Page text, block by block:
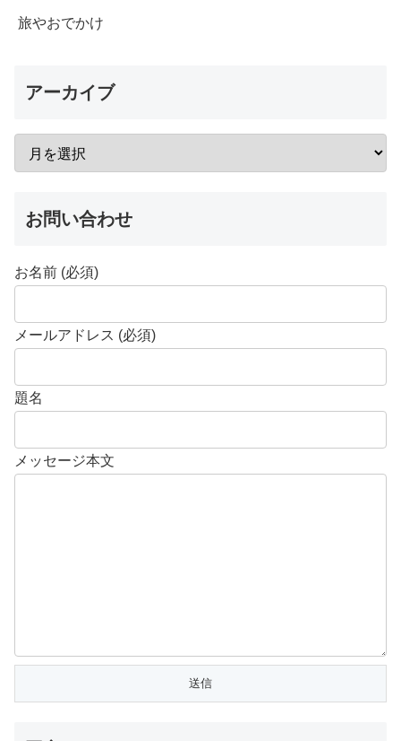
旅やおでかけ
アーカイブ
お問い合わせ
お名前 (必須)
メールアドレス (必須)
題名
メッセージ本文